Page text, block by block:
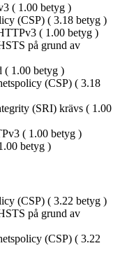
( 1.00 betyg )
(CSP) ( 3.18 betyg )
( 1.00 betyg )
på grund av
( 1.00 betyg )
(CSP) ( 3.18
(SRI) krävs ( 1.00
( 1.00 betyg )
betyg )
(CSP) ( 3.22 betyg )
på grund av
(CSP) ( 3.22